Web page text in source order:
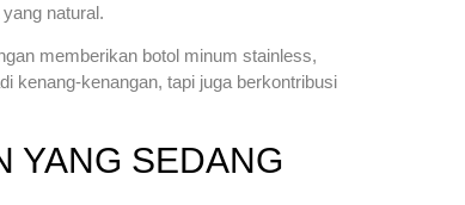
natural.
memberikan botol minum stainless,
kenang-kenangan, tapi juga berkontribusi
YANG SEDANG